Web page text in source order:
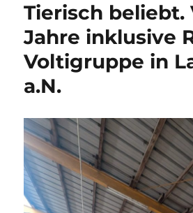
Tierisch beliebt.
Jahre inklusive
Voltigruppe in
a.N.